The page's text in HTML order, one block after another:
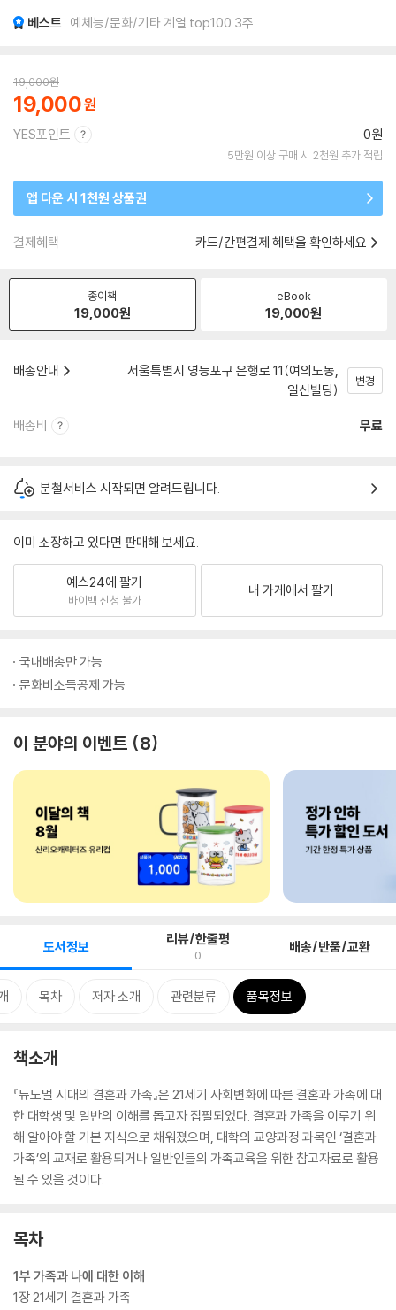
베스트 예체능/문화/기타 계열 top100 3주
19,000원
19,000
YES포인트 0원
5만원 이상 구매 시 2천원 추가 적립
앱 다운 시 1천원 상품권
결제혜택 카드/간편결제 혜택을 확인하세요
종이책
19,000원
eBook
19,000원
배송안내
서울특별시 영등포구 은행로 11(여의도동,
일신빌딩)
변경
배송비 무료
분철서비스 시작되면 알려드립니다.
이미 소장하고 있다면 판매해 보세요.
예스24에 팔기
바이백 신청 불가
내 가게에서 팔기
국내배송만 가능
문화비소득공제 가능
이 분야의 이벤트 8
도서정보 리뷰/한줄평
0 배송/반품/교환
목차 저자 소개 관련분류 품목정보
책소개
『뉴노멀 시대의 결혼과 가족』은 21세기 사회변화에 따른 결혼과 가족에 대
한 대학생 및 일반의 이해를 돕고자 집필되었다. 결혼과 가족을 이루기 위
해 알아야 할 기본 지식으로 채워졌으며, 대학의 교양과정 과목인 ‘결혼과
가족’의 교재로 활용되거나 일반인들의 가족교육을 위한 참고자료로 활용
될 수 있을 것이다.
목차
1부 가족과 나에 대한 이해
1장 21세기 결혼과 가족